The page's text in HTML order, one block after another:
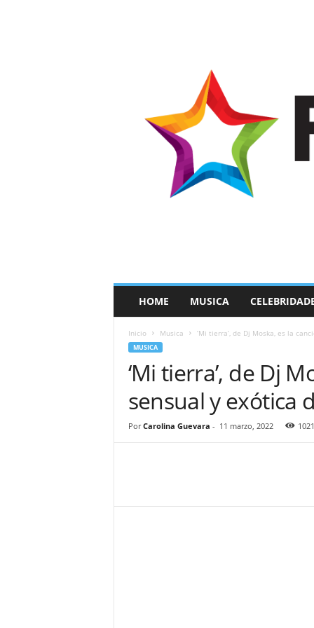
a
HOME MUSICA
Inicio Musica ‘Mi tierra’, de Dj Moska, es la
MUSICA
‘Mi tierra’, de Dj
sensual y exótica
Por Carolina Guevara - 11 marzo, 2022 1021